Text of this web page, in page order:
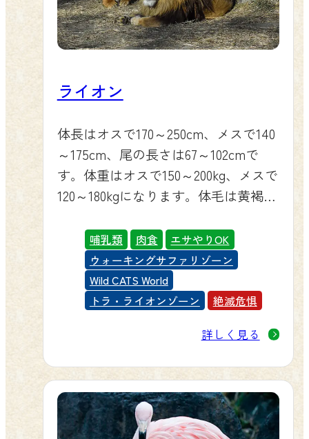
ライオン
体長はオスで170～250cm、メスで140
～175cm、尾の長さは67～102cmで
す。体重はオスで150～200kg、メスで
120～180kgになります。体毛は黄褐色
ラ斑がありますが、生後10ヶ月ほどで
消失します。オスには1歳半からたて
がみが生え始め、5～6歳で完成しま
哺乳類 肉食
エサやりOK
ウォーキングサファリゾーン
Wild CATS World
トラ・ライオンゾーン
絶滅危惧
詳しく見る